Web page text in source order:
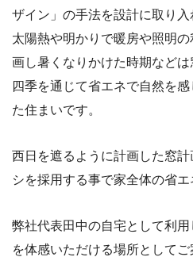
ザイン」の手法を設計に取り入
太陽熱や明かりで暖房や照明
画し暑くなりかけた時期など
四季を通じて省エネで自然を
た住まいです。
西日を遮るように計画した窓
シを採用する事で家全体の省エ
弊社代表田中の自宅として利
を体感いただける場所としてご